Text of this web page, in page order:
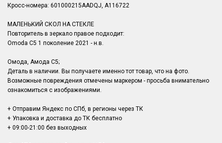
Кросс-номера: 601000215AADQJ, A116722
МАЛЕНЬКИЙ СКОЛ НА СТЕКЛЕ
Повторитель в зеркало правое подходит:
Omoda C5 1 поколение 2021 - н.в.
Омода, Амода С5;
Деталь в наличии. Вы получаете именно тот товар, что на фото.
Возможные повреждения отмечены маркером - просьба внимательно
ознакомиться с изображениями.
+ Отправим Яндекс по СПб, в регионы через ТК
+ Упаковка и доставка до ТК бесплатно
+ 09:00-21:00 без выходных